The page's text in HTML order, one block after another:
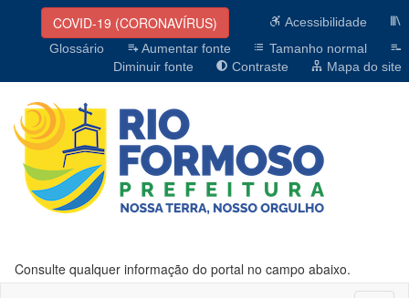
COVID-19 (CORONAVÍRUS)
Acessibilidade
Glossário
Aumentar fonte
Tamanho normal
Diminuir fonte
Contraste Mapa do site
Consulte qualquer informação do portal no campo abaixo.